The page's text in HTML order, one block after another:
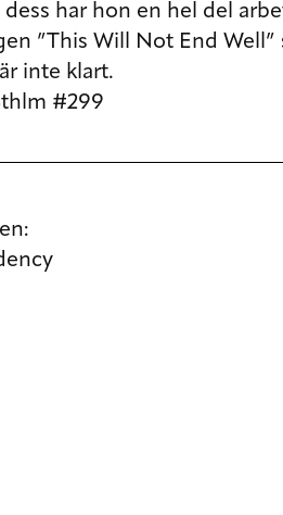
har hon en hel del
”This Will Not End Well”
inte klart.
#299